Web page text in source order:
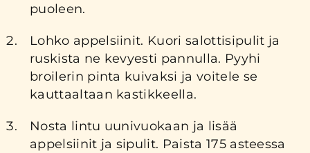
puoleen.
Lohko appelsiinit. Kuori salottisipulit ja
ruskista ne kevyesti pannulla. Pyyhi
broilerin pinta kuivaksi ja voitele se
kauttaaltaan kastikkeella.
Nosta lintu uunivuokaan ja lisää
appelsiinit ja sipulit. Paista 175 asteessa